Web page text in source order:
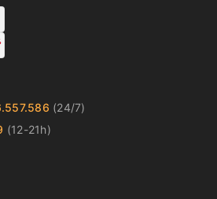
(24/7)
(12-21h)